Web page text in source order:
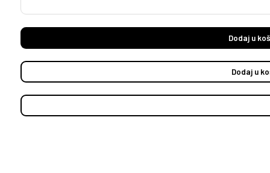
Dodaj u
Dodaj u